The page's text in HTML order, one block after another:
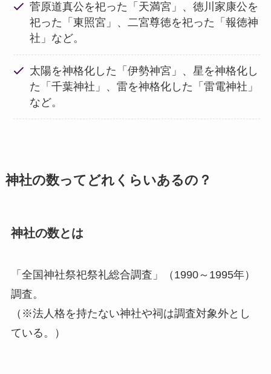
菅原道真公を祀った「天満宮」、徳川家康公を
祀った「東照宮」、二宮尊徳を祀った「報徳神
社」など。
太陽を神格化した「伊勢神宮」、星を神格化し
た「千葉神社」、雷を神格化した「雷電神社」
など。
神社の数ってどれくらいあるの？
神社の数とは
「全国神社祭祀祭礼総合調査」（1990～1995年）
調査。
（※法人格を持たない神社や祠は調査対象外とし
ている。）